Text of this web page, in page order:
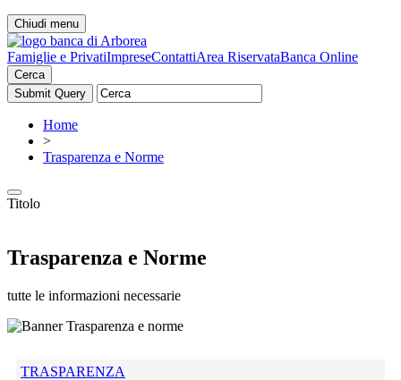
Chiudi menu
Famiglie e PrivatiImpreseContattiArea RiservataBanca Online
Cerca
Home
>
Trasparenza e Norme
Titolo
Trasparenza e Norme
tutte le informazioni necessarie
TRASPARENZA